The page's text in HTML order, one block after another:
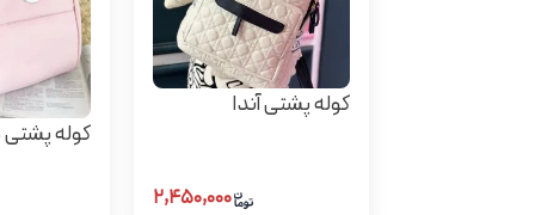
کوله پشتی آندا
۲,۴۵۰,۰۰۰
کوله پشتی